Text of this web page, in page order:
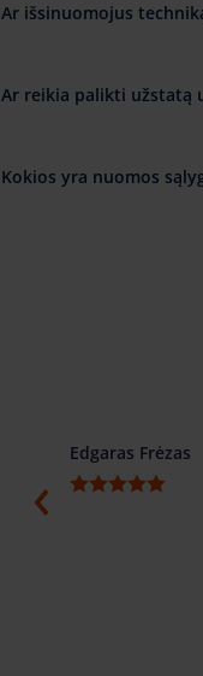
Ar išsinuomojus
Ar reikia palikti užstatą
Kokios yra nuomos
Edgaras Frėzas